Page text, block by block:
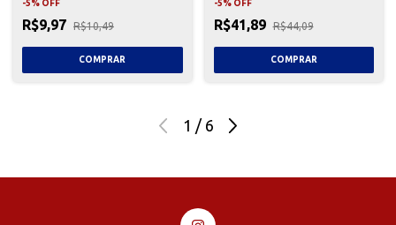
-5% OFF
R$9,97 R$10,49
-5% OFF
R$41,89 R$44,09
1 / 6